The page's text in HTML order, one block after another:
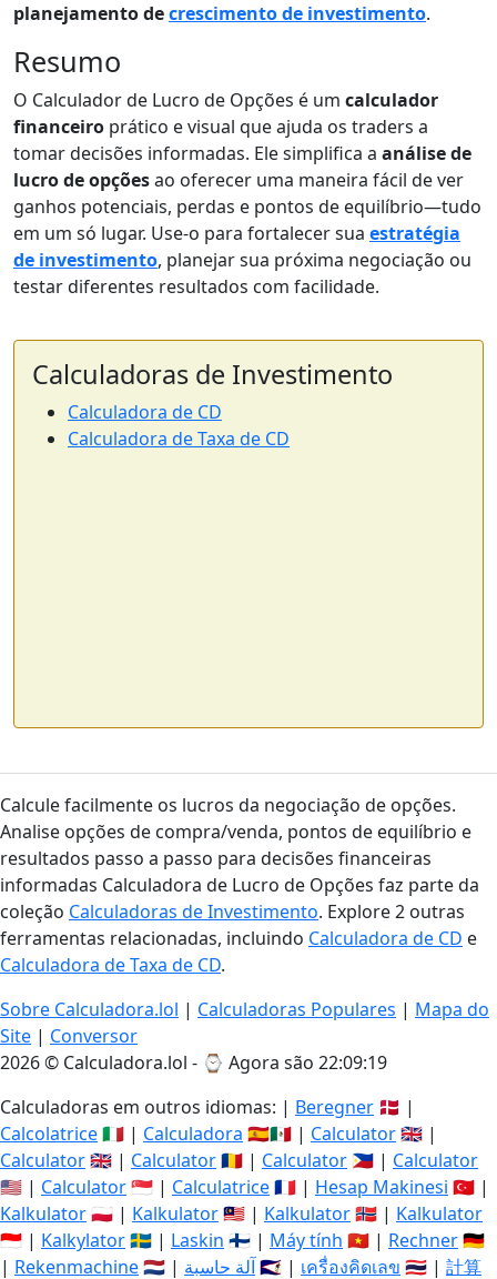
planejamento decrescimento de investimento.
Resumo
O Calculador de Lucro de Opções é um calculador
financeiro prático e visual que ajuda os traders a
tomar decisões informadas. Ele simplifica a análise de
lucro de opçõesao oferecer uma maneira fácil de ver
ganhos potenciais, perdas e pontos de equilíbrio—tudo
em um só lugar. Use-o para fortalecer sua estratégia
de investimento, planejar sua próxima negociação ou
testar diferentes resultados com facilidade.
Calculadoras de Investimento
Calculadora de CD
Calculadora de Taxa de CD
Calcule facilmente os lucros da negociação de opções.
Analise opções de compra/venda, pontos de equilíbrio e
resultados passo a passo para decisões financeiras
informadas Calculadora de Lucro de Opções faz parte da
coleção Calculadoras de Investimento. Explore 2 outras
ferramentas relacionadas, incluindo Calculadora de CD e
Calculadora de Taxa de CD.
Sobre Calculadora.lol | Calculadoras Populares | Mapa do
Site | Conversor
2026 © Calculadora.lol - ⌚ Agora são 22:09:20
Calculadoras em outros idiomas: | Beregner 🇩🇰 |
Calcolatrice🇮🇹 | Calculadora 🇪🇸🇲🇽 | Calculator🇬🇧 |
Calculator🇬🇧 | Calculator🇷🇴 | Calculator 🇵🇭 | Calculator
🇺🇸 | Calculator🇸🇬 | Calculatrice🇫🇷 | Hesap Makinesi 🇹🇷 |
Kalkulator🇵🇱 | Kalkulator🇲🇾 | Kalkulator🇳🇴 | Kalkulator
🇮🇩 | Kalkylator🇸🇪 | Laskin 🇫🇮 | Máy tính 🇻🇳 | Rechner🇩🇪
| Rekenmachine🇳🇱 | آلة حاسبة🇸🇦 | เครื่องคิดเลข 🇹🇭 | 計算